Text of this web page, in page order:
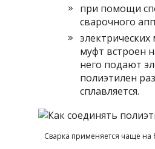
при помощи
сварочного
муфт встроен
него подают
полиэтилен
сплавляется.
Сварка применяется чаще